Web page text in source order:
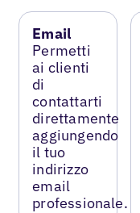
Email
Permetti
ai clienti
di
contattarti
direttamente
aggiungendo
il tuo
indirizzo
email
professionale.